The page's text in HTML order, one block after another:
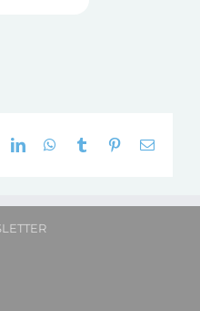
LinkedInWhatsApp
Tumblr Pinterest
E-